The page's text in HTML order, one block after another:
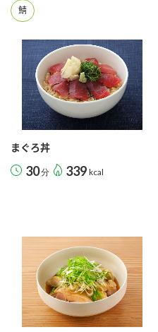
鯖
まぐろ丼
30分 339 kcal